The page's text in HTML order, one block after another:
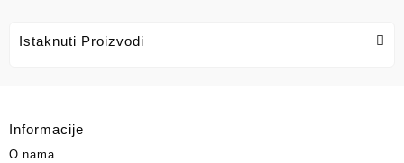
Istaknuti Proizvodi
Informacije
O nama